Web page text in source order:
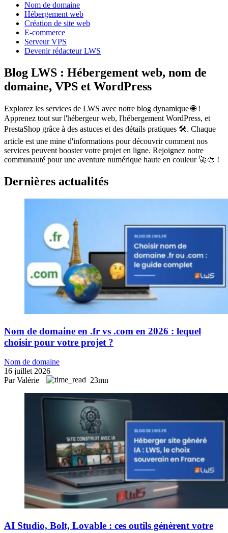
Nom de domaine
Hébergement web
Création de site web
E-commerce
Serveur VPS
Devenir rédacteur LWS
Blog LWS : Hébergement web, nom de
domaine, VPS et WordPress
Explorez les services de LWS avec notre blog dynamique 🌐 !
Apprenez tout sur l'hébergeur web, l'hébergement WordPress, et
PrestaShop grâce à des astuces et des détails pratiques 🛠️. Chaque
article est une mine d'informations pour découvrir comment nos
services peuvent booster votre projet en ligne. Rejoignez notre
communauté pour une aventure numérique haute en couleur 🚀🎨 !
Dernières actualités
Nom de domaine en .fr vs .com en 2026 : lequel
choisir pour votre projet ?
Nom de domaine
16 juillet 2026
Par Valérie
23mn
AI Studio, Bolt, Lovable : ces outils génèrent votre